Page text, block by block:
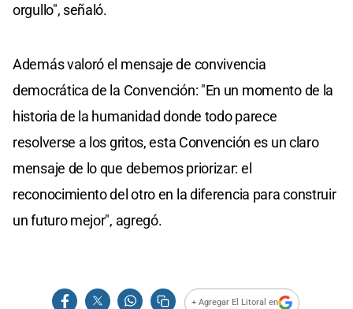
orgullo", señaló.
Además valoró el mensaje de convivencia
democrática de la Convención: "En un momento de la
historia de la humanidad donde todo parece
resolverse a los gritos, esta Convención es un claro
mensaje de lo que debemos priorizar: el
reconocimiento del otro en la diferencia para construir
un futuro mejor", agregó.
+ Agregar El Litoral en